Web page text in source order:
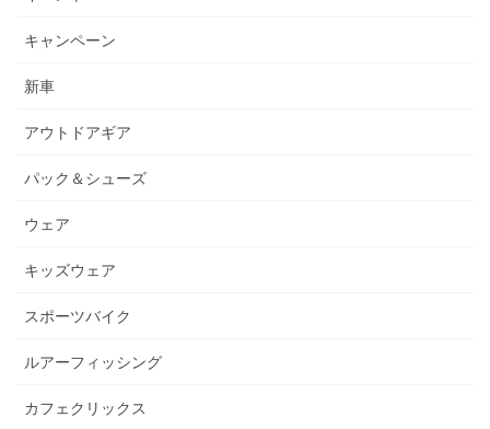
キャンペーン
新車
アウトドアギア
パック＆シューズ
ウェア
キッズウェア
スポーツバイク
ルアーフィッシング
カフェクリックス